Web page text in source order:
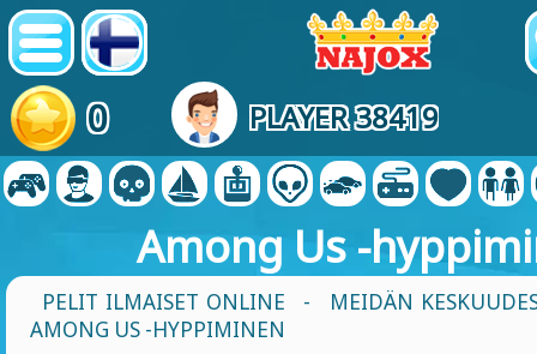
0 PLAYER 38419
Among Us -
PELIT ILMAISET ONLINE -
MEIDÄN
AMONG US -HYPPIMINEN